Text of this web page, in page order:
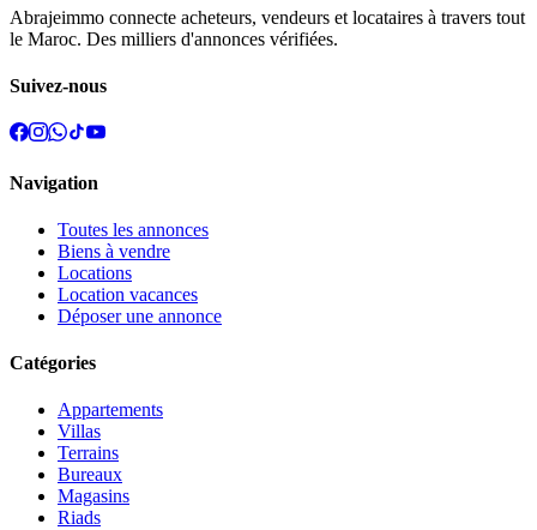
Abrajeimmo connecte acheteurs, vendeurs et locataires à travers tout
le Maroc. Des milliers d'annonces vérifiées.
Suivez-nous
Navigation
Toutes les annonces
Biens à vendre
Locations
Location vacances
Déposer une annonce
Catégories
Appartements
Villas
Terrains
Bureaux
Magasins
Riads